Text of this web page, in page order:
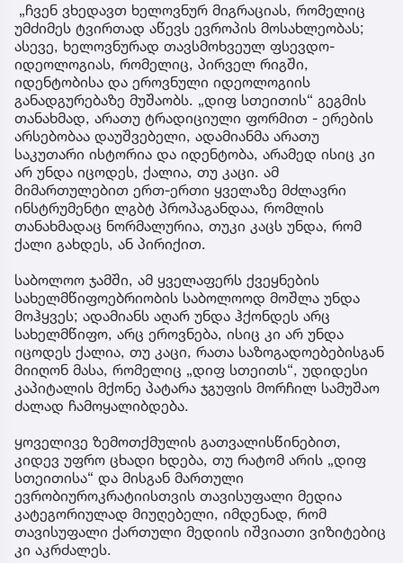
„ჩვენ ვხედავთ ხელოვნურ მიგრაციას, რომელიც
უმძიმეს ტვირთად აწევს ევროპის მოსახლეობას;
ასევე, ხელოვნურად თავსმოხვეულ ფსევდო-
იდეოლოგიას, რომელიც, პირველ რიგში,
იდენტობისა და ეროვნული იდეოლოგიის
განადგურებაზე მუშაობს. „დიფ სთეითის“ გეგმის
თანახმად, არათუ ტრადიციული ფორმით - ერების
არსებობაა დაუშვებელი, ადამიანმა არათუ
საკუთარი ისტორია და იდენტობა, არამედ ისიც კი
არ უნდა იცოდეს, ქალია, თუ კაცი. ამ
მიმართულებით ერთ-ერთი ყველაზე მძლავრი
ინსტრუმენტი ლგბტ პროპაგანდაა, რომლის
თანახმადაც ნორმალურია, თუკი კაცს უნდა, რომ
ქალი გახდეს, ან პირიქით.
საბოლოო ჯამში, ამ ყველაფერს ქვეყნების
სახელმწიფოებრიობის საბოლოოდ მოშლა უნდა
მოჰყვეს; ადამიანს აღარ უნდა ჰქონდეს არც
სახელმწიფო, არც ეროვნება, ისიც კი არ უნდა
იცოდეს ქალია, თუ კაცი, რათა საზოგადოებებისგან
მიიღონ მასა, რომელიც „დიფ სთეითს“, უდიდესი
კაპიტალის მქონე პატარა ჯგუფის მორჩილ სამუშაო
ძალად ჩამოყალიბდება.
ყოველივე ზემოთქმულის გათვალისწინებით,
კიდევ უფრო ცხადი ხდება, თუ რატომ არის „დიფ
სთეითისა“ და მისგან მართული
ევრობიუროკრატიისთვის თავისუფალი მედია
კატეგორიულად მიუღებელი, იმდენად, რომ
თავისუფალი ქართული მედიის იშვიათი ვიზიტებიც
კი აკრძალეს.